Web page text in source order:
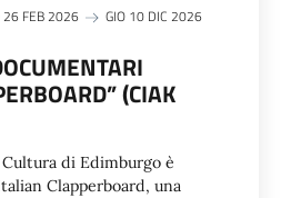
26 FEB 2026 GIO 10 DIC 2026
(CIAK
di Edimburgo è
Clapperboard, una